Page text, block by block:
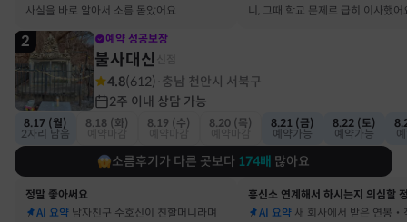
사실을 바로 알아서 소름 돋았어요
니, 그때 학교 문제로 급히 이사했어
2 예약 성공보장
불사대신
4.8(612) 충남 천안시 서북구
2주 이내 상담 가능
8.17 (월)
2자리 남음
8.18 (화)
8.19 (수)
8.20 (목)
8.21 (금)
예약가능
8.22 (토)
예약가능
소름후기가 다른 곳보다 174배 많아요
정말 좋아써요
AI 요약 남자친구 수호신이 친할머니라며
AI 요약 새 회사에서 받은 연봉‧